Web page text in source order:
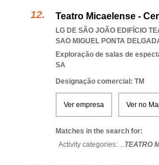
Teatro Micaelense -
LG DE SÃO JOÃO EDIFÍCIO
SAO MIGUEL PONTA
Exploração de salas de
SA
Designação comercial: TM
Ver empresa Ver no
Matches in the search for:
Activity categories: ...TEATRO